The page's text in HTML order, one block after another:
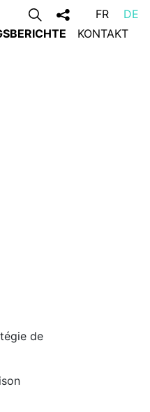
FR
DE
KONTAKT
de